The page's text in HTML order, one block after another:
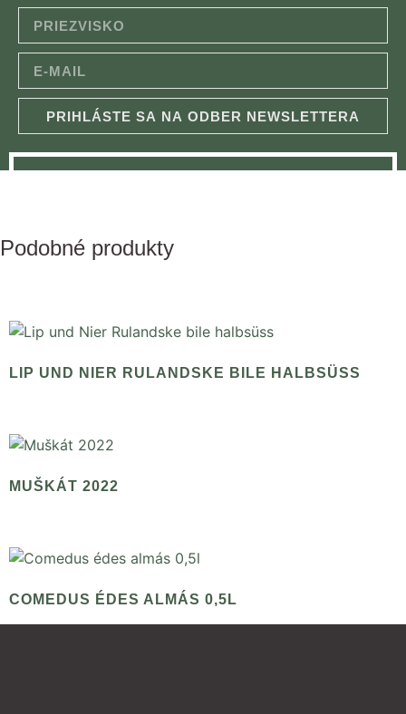
PRIHLÁSTE SA NA ODBER NEWSLETTERA
Podobné produkty
LIP UND NIER RULANDSKE BILE HALBSÜSS
MUŠKÁT 2022
COMEDUS ÉDES ALMÁS 0,5L